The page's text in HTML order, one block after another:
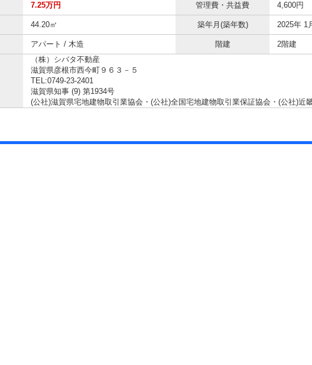
7.25万円 管理費・共益費 4,600円
44.20㎡ 築年月(築年数) 2025年 1
アパート / 木造 階建 2階建
（株）シバタ不動産
滋賀県彦根市西今町９６３－５
TEL:0749-23-2401
滋賀県知事 (9) 第1934号
(公社)滋賀県宅地建物取引業協会・(公社)全国宅地建物取引業保証協会・(公社)近